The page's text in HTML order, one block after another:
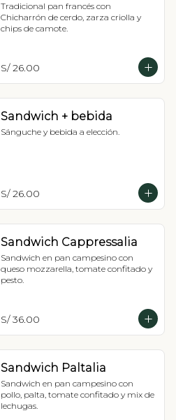
Tradicional pan francés con
Chicharrón de cerdo, zarza criolla y
chips de camote.
S/ 26.00
Sandwich + bebida
Sánguche y bebida a elección.
S/ 26.00
Sandwich Cappressalia
Sandwich en pan campesino con
queso mozzarella, tomate confitado y
pesto.
S/ 36.00
Sandwich Paltalia
Sandwich en pan campesino con
pollo, palta, tomate confitado y mix de
lechugas.